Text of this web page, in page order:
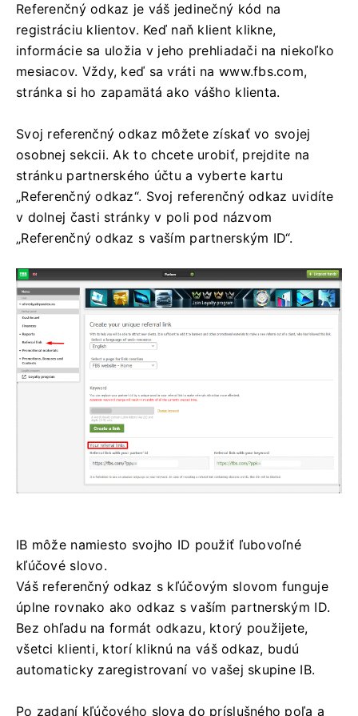
Referenčný odkaz je váš jedinečný kód na
registráciu klientov. Keď naň klient klikne,
informácie sa uložia v jeho prehliadači na niekoľko
mesiacov. Vždy, keď sa vráti na www.fbs.com,
stránka si ho zapamätá ako vášho klienta.
Svoj referenčný odkaz môžete získať vo svojej
osobnej sekcii. Ak to chcete urobiť, prejdite na
stránku partnerského účtu a vyberte kartu
„Referenčný odkaz“. Svoj referenčný odkaz uvidíte
v dolnej časti stránky v poli pod názvom
„Referenčný odkaz s vaším partnerským ID“.
IB môže namiesto svojho ID použiť ľubovoľné
kľúčové slovo.
Váš referenčný odkaz s kľúčovým slovom funguje
úplne rovnako ako odkaz s vaším partnerským ID.
Bez ohľadu na formát odkazu, ktorý použijete,
všetci klienti, ktorí kliknú na váš odkaz, budú
automaticky zaregistrovaní vo vašej skupine IB.
Po zadaní kľúčového slova do príslušného poľa a